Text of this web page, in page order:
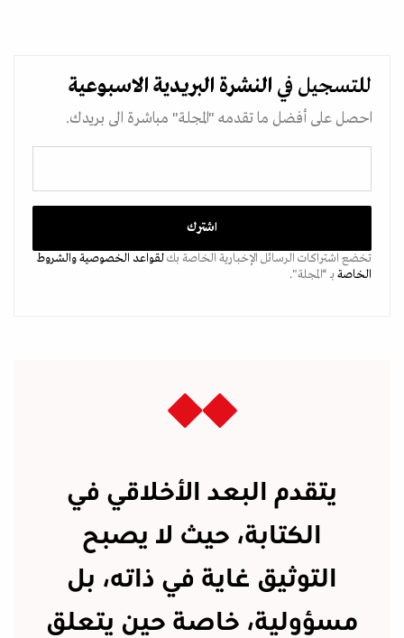
للتسجيل في النشرة البريدية الاسبوعية
احصل على أفضل ما تقدمه "المجلة" مباشرة الى بريدك.
تخضع اشتراكات الرسائل الإخبارية الخاصة بكلقواعد الخصوصيةوالشروط
الخاصة بـ “المجلة".
يتقدم البعد الأخلاقي في
الكتابة، حيث لا يصبح
التوثيق غاية في ذاته، بل
مسؤولية، خاصة حين يتعلق